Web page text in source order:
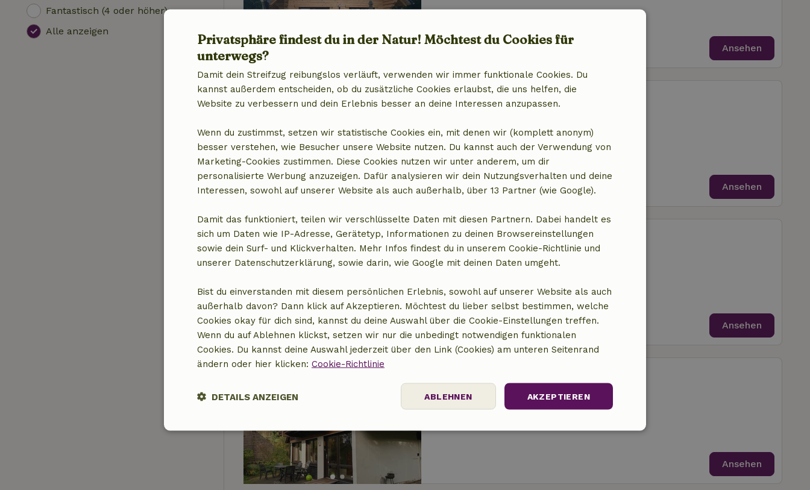
Ansehen
Naturhäuschen in Frankenau
8 km Abstand vom Zentrum von Frankenau
6 Personen3 Schlafzimmer
Ansehen
Naturhäuschen in Frankenau
8 km Abstand vom Zentrum von Frankenau
2 Personen1 Schlafzimmer
Ansehen
8 km Abstand vom Zentrum von Frankenau
6 Personen
3 Schlafzimmer
Ansehen
Fantastisch (4 oder höher)
Alle anzeigen
Privatsphäre findest du in der Natur! Möchtest du Cookies für
unterwegs?
Damit dein Streifzug reibungslos verläuft, verwenden wir immer funktionale Cookies. Du
kannst außerdem entscheiden, ob du zusätzliche Cookies erlaubst, die uns helfen, die
Website zu verbessern und dein Erlebnis besser an deine Interessen anzupassen.
Wenn du zustimmst, setzen wir statistische Cookies ein, mit denen wir (komplett anonym)
besser verstehen, wie Besucher unsere Website nutzen. Du kannst auch der Verwendung von
Marketing-Cookies zustimmen. Diese Cookies nutzen wir unter anderem, um dir
personalisierte Werbung anzuzeigen. Dafür analysieren wir dein Nutzungsverhalten und deine
Interessen, sowohl auf unserer Website als auch außerhalb, über 13 Partner (wie Google).
Damit das funktioniert, teilen wir verschlüsselte Daten mit diesen Partnern. Dabei handelt es
sich um Daten wie IP-Adresse, Gerätetyp, Informationen zu deinen Browsereinstellungen
sowie dein Surf- und Klickverhalten. Mehr Infos findest du in unserem Cookie-Richtlinie und
unserer Datenschutzerklärung, sowie darin, wie Google mit deinen Daten umgeht.
Bist du einverstanden mit diesem persönlichen Erlebnis, sowohl auf unserer Website als auch
außerhalb davon? Dann klick auf Akzeptieren. Möchtest du lieber selbst bestimmen, welche
Cookies okay für dich sind, kannst du deine Auswahl über die Cookie-Einstellungen treffen.
Wenn du auf Ablehnen klickst, setzen wir nur die unbedingt notwendigen funktionalen
Cookies. Du kannst deine Auswahl jederzeit über den Link (Cookies) am unteren Seitenrand
ändern oder hier klicken: Cookie-Richtlinie
AKZEPTIEREN
ABLEHNEN
DETAILS ANZEIGEN
Unbedingt
erforderlich
Performance Targeting Funktionalität Unklassifizierte